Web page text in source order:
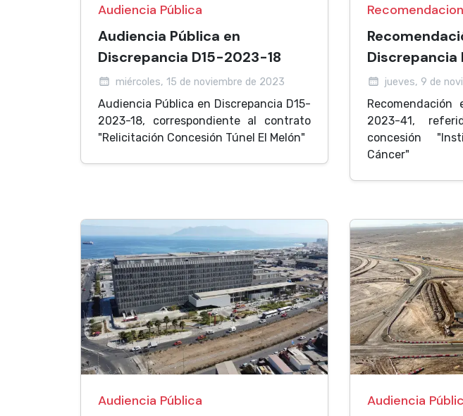
Audiencia Pública
Audiencia Pública en
Discrepancia D15-2023-18
miércoles, 15 de noviembre de 2023
Audiencia Pública en Discrepancia D15-
2023-18, correspondiente al contrato
"Relicitación Concesión Túnel El Melón"
Discrepancia
jueves, 9 de
Recomendación
2023-41,
concesión
Cáncer"
Audiencia Pública Audiencia